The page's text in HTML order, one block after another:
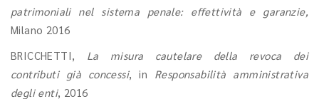
patrimoniali nel sistema penale: effettività e garanzie,
Milano 2016
BRICCHETTI, La misura cautelare della revoca dei
contributi già concessi, in Responsabilità amministrativa
degli enti, 2016